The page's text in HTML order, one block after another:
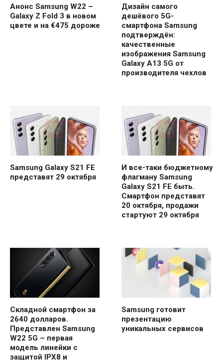
Анонс Samsung W22 –
Galaxy Z Fold 3 в новом
цвете и на €475 дороже
Дизайн самого
дешёвого 5G-
смартфона Samsung
подтверждён:
качественные
изображения Samsung
Galaxy A13 5G от
производителя чехлов
Samsung Galaxy S21 FE
представят 29 октября
И все-таки бюджетному
флагману Samsung
Galaxy S21 FE быть.
Смартфон представят
20 октября, продажи
стартуют 29 октября
Складной смартфон за
2640 долларов.
Представлен Samsung
W22 5G – первая
модель линейки с
защитой IPX8 и
Samsung готовит
презентацию
уникальных сервисов